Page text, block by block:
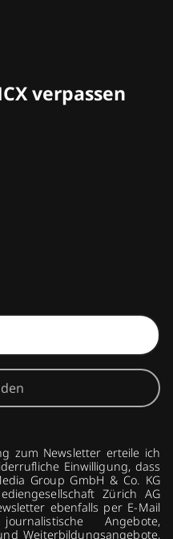
verpassen
zum Newsletter erteile ich
Einwilligung, dass
Group GmbH & Co. KG
Zürich AG
ebenfalls per E-Mail
Angebote,
Weiterbildungsangebote,